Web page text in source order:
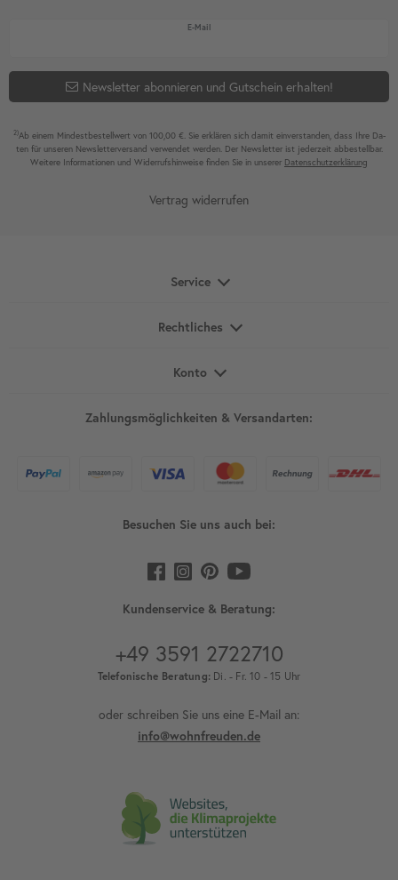
E-MailNewsletter Honig
Newsletter abonnieren und Gutschein erhalten!
2)Ab einem Mindest­bestell­wert von 100,00 €. Sie erklären sich damit ein­ver­standen, dass Ihre Da­
ten für unseren News­letter­versand ver­wen­det werden. Der News­letter ist jeder­zeit ab­bestel­lbar.
Weitere Infor­mationen und Wider­rufshin­weise finden Sie in unserer Daten­schutz­erklärung
Vertrag widerrufen
Service
Rechtliches
Konto
Zahlungsmöglichkeiten & Versandarten:
Besuchen Sie uns auch bei:
Kundenservice & Beratung:
+49 3591 2722710
Telefonische Beratung: Di. - Fr. 10 - 15 Uhr
oder schreiben Sie uns eine E-Mail an:
info@wohnfreuden.de